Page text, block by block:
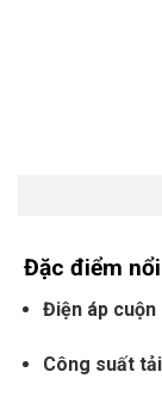
Đặc điểm
Điện áp cuộn
Công suất